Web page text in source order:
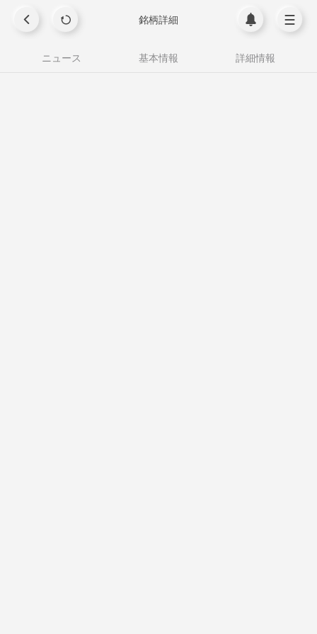
銘柄詳細
ニュース 基本情報 詳細情報